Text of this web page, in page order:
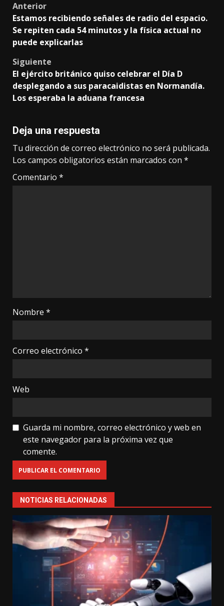
Post
navigation
Anterior
Estamos recibiendo señales de radio del espacio.
Se repiten cada 54 minutos y la física actual no
puede explicarlas
Siguiente
El ejército británico quiso celebrar el Día D
desplegando a sus paracaidistas en Normandía.
Los esperaba la aduana francesa
Deja una respuesta
Tu dirección de correo electrónico no será publicada.
Los campos obligatorios están marcados con *
Comentario *
Nombre *
Correo electrónico *
Web
Guarda mi nombre, correo electrónico y web en
este navegador para la próxima vez que
comente.
NOTICIAS RELACIONADAS